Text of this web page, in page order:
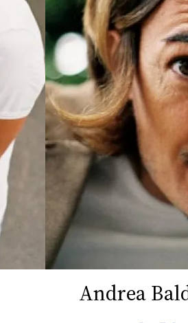
FOTO
CONCORSI
EVENTI
VIDEO
PRINCIPATO
MONACO
Andrea